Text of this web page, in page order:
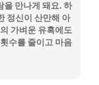
을 만나게 돼요. 하
정신이 산만해 아
가벼운 유혹에도
수를 줄이고 마음